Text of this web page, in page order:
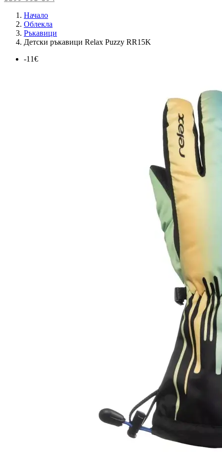
Начало
Облекла
Ръкавици
Детски ръкавици Relax Puzzy RR15K
-11€